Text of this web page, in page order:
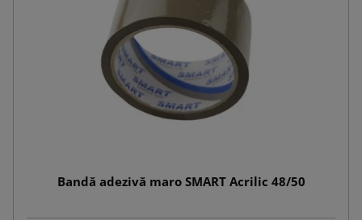
Bandă adezivă maro SMART Acrilic 48/50